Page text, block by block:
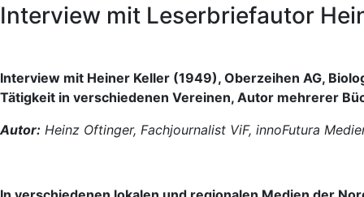
Interview mit Leserbriefautor
Interview mit Heiner Keller (1949), Oberzeihen AG,
Tätigkeit in verschiedenen Vereinen, Autor mehrerer
Autor: Heinz Oftinger, Fachjournalist ViF, innoFutura